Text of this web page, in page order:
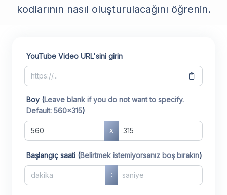
kodlarının nasıl oluşturulacağını öğrenin.
YouTube Video URL'sini girin
Boy (Leave blank if you do not want to specify.
Default: 560x315)
x
Başlangıç ​​saati (Belirtmek istemiyorsanız boş bırakın)
: